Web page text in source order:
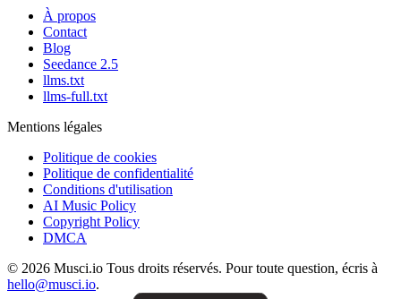
À propos
Contact
Blog
Seedance 2.5
llms.txt
llms-full.txt
Mentions légales
Politique de cookies
Politique de confidentialité
Conditions d'utilisation
AI Music Policy
Copyright Policy
DMCA
© 2026 Musci.io Tous droits réservés. Pour toute question, écris à
hello@musci.io.